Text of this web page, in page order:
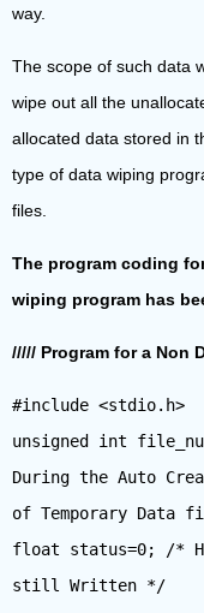
way.
The scope of such data
wipe out all the
allocated data stored in
type of data wiping
files.
The program coding
wiping program has
///// Program for a Non
#include <stdio.h>
unsigned int
During the Auto
of Temporary Data
float status=0; /*
still Written */